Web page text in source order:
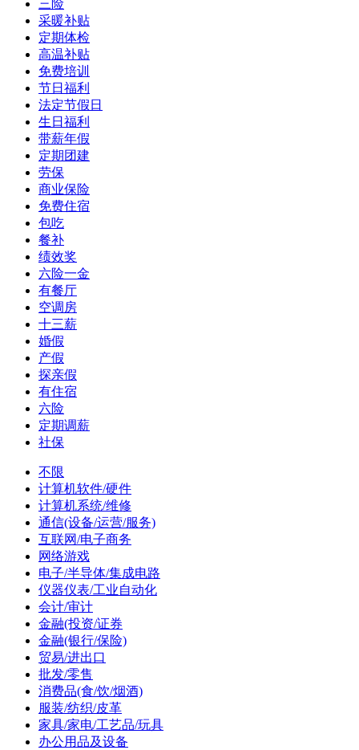
三险
采暖补贴
定期体检
高温补贴
免费培训
节日福利
法定节假日
生日福利
带薪年假
定期团建
劳保
商业保险
免费住宿
包吃
餐补
绩效奖
六险一金
有餐厅
空调房
十三薪
婚假
产假
探亲假
有住宿
六险
定期调薪
社保
不限
计算机软件/硬件
计算机系统/维修
通信(设备/运营/服务)
互联网/电子商务
网络游戏
电子/半导体/集成电路
仪器仪表/工业自动化
会计/审计
金融(投资/证券
金融(银行/保险)
贸易/进出口
批发/零售
消费品(食/饮/烟酒)
服装/纺织/皮革
家具/家电/工艺品/玩具
办公用品及设备